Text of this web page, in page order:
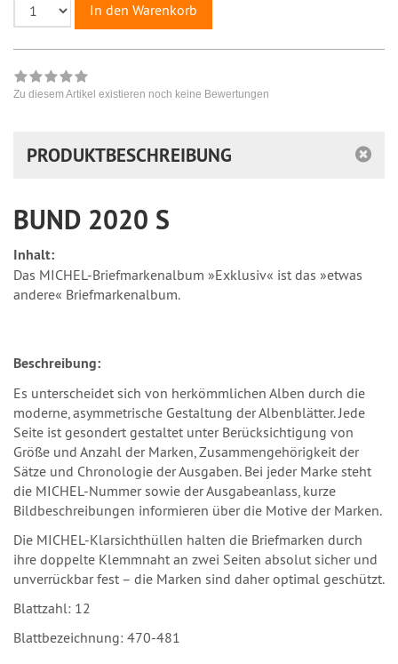
In den Warenkorb
Zu diesem Artikel existieren noch keine Bewertungen
PRODUKTBESCHREIBUNG
BUND 2020 S
Inhalt:
Das MICHEL-Briefmarkenalbum »Exklusiv« ist das »etwas
andere« Briefmarkenalbum.
Beschreibung:
Es unterscheidet sich von herkömmlichen Alben durch die
moderne, asymmetrische Gestaltung der Albenblätter. Jede
Seite ist gesondert gestaltet unter Berücksichtigung von
Größe und Anzahl der Marken, Zusammengehörigkeit der
Sätze und Chronologie der Ausgaben. Bei jeder Marke steht
die MICHEL-Nummer sowie der Ausgabeanlass, kurze
Bildbeschreibungen informieren über die Motive der Marken.
Die MICHEL-Klarsichthüllen halten die Briefmarken durch
ihre doppelte Klemmnaht an zwei Seiten absolut sicher und
unverrückbar fest – die Marken sind daher optimal geschützt.
Blattzahl: 12
Blattbezeichnung: 470-481